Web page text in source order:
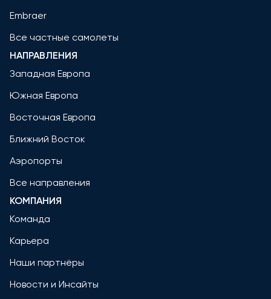
Embraer
Все частные самолеты
НАПРАВЛЕНИЯ
Западная Европа
Южная Европа
Восточная Европа
Ближний Восток
Аэропорты
Все направления
КОМПАНИЯ
Команда
Карьера
Наши партнёры
Новости и Инсайты